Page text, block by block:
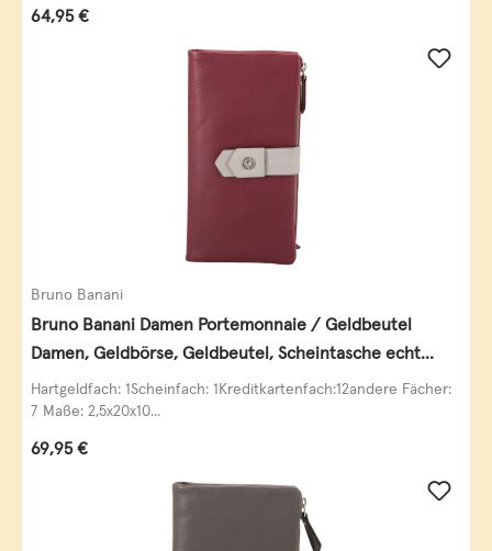
Regulärer Preis:
64,95 €
Bruno Banani
Bruno Banani Damen Portemonnaie / Geldbeutel
Damen, Geldbörse, Geldbeutel, Scheintasche echt
Leder
Hartgeldfach: 1Scheinfach: 1Kreditkartenfach:12andere Fächer:
7 Maße: 2,5x20x10...
Regulärer Preis:
69,95 €